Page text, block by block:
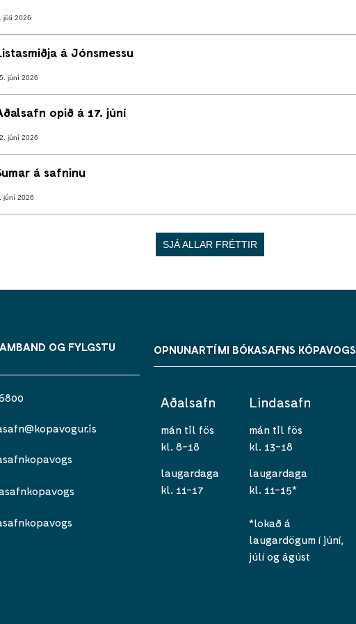
júlí 2026
á Jónsmessu
júní 2026
opið á 17. júní
júní 2026
á safninu
júní 2026
SJÁ ALLAR FRÉTTIR
OG FYLGSTU OPNUNARTÍMI BÓKASAFNS KÓPAVOGS
Aðalsafn
mán til fös
kl. 8-18
laugardaga
kl. 11-17
Lindasafn
mán til fös
kl. 13-18
laugardaga
kl. 11-15*
*lokað á
laugardögum í júní,
júlí og ágúst